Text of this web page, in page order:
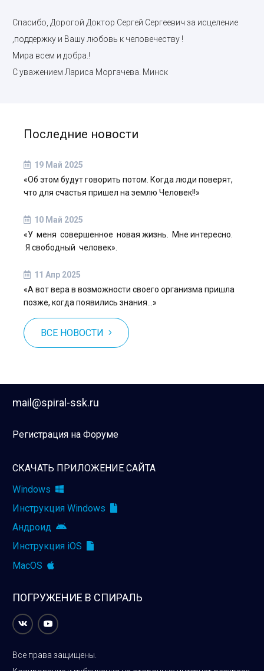
Спасибо, Дорогой Доктор Сергей Сергеевич за исцеление
,поддержку и Вашу любовь к человечеству !
Мира всем и добра.!
С уважением Лариса Моргачева. Минск
Последние новости
19 Май 2025
«Об этом будут говорить потом. Когда люди поверят,
что для счастья пришел на землю Человек!!»
10 Май 2025
«У меня совершенное новая жизнь. Мне интересно.
Я свободный человек».
11 Апр 2025
«А вот вера в возможности своего организма пришла
позже, когда появились знания…»
ВСЕ НОВОСТИ
mail@spiral-ssk.ru
Регистрация на Форуме
СКАЧАТЬ ПРИЛОЖЕНИЕ САЙТА
Windows
Инструкция Windows
Андроид
Инструкция iOS
MacOS
ПОГРУЖЕНИЕ В СПИРАЛЬ
Все права защищены.